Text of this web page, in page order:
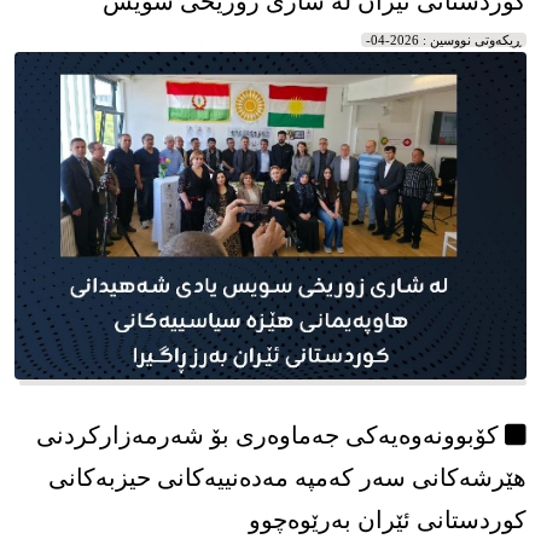
کوردستانی ئیران لە شاری زوریخی سویس
ڕیکه‌وتی نووسین : 2026-04-
کۆبوونەوەیەکی جەماوەری بۆ شەرمەزارکردنی
هێرشەکانی سەر کەمپە مەدەنییەکانی حیزبەکانی